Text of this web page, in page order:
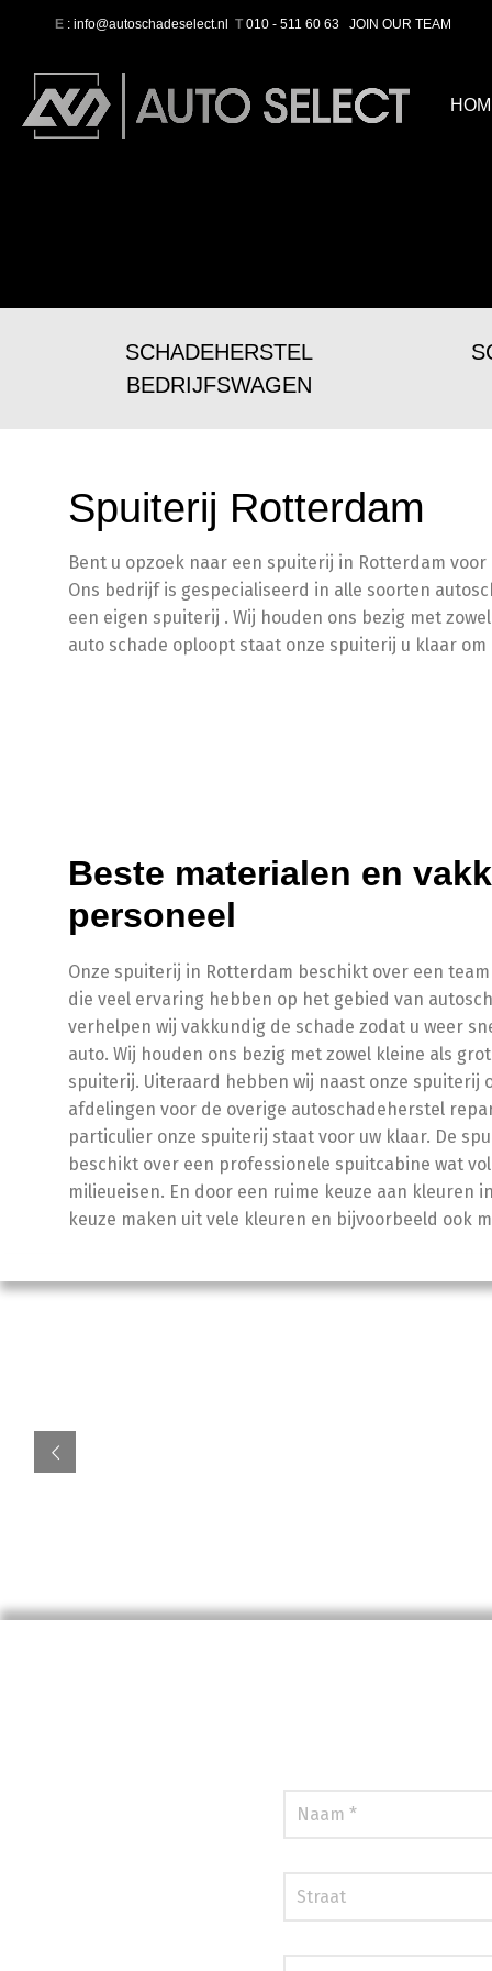
E : info@autoschadeselect.nl T 010 - 511 60 63 JOIN OUR TEAM
SCHADEHERSTEL
BEDRIJFSWAGEN
Spuiterij Rotterdam
Bent u opzoek naar een spuiterij in Rotterdam
Ons bedrijf is gespecialiseerd in alle soorten
een eigen spuiterij . Wij houden ons bezig met
auto schade oploopt staat onze spuiterij u klaar
Beste materialen en
personeel
Onze spuiterij in Rotterdam beschikt over een
die veel ervaring hebben op het gebied van
verhelpen wij vakkundig de schade zodat u weer
auto. Wij houden ons bezig met zowel kleine als
spuiterij. Uiteraard hebben wij naast onze spuiterij
afdelingen voor de overige autoschadeherstel
particulier onze spuiterij staat voor uw klaar. De
beschikt over een professionele spuitcabine wat
milieueisen. En door een ruime keuze aan kleuren
keuze maken uit vele kleuren en bijvoorbeeld ook